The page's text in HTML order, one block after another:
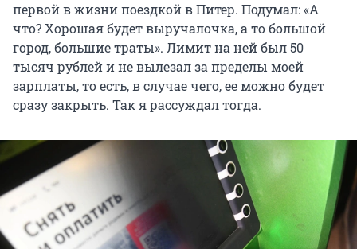
первой в жизни поездкой в Питер. Подумал: «А
что? Хорошая будет выручалочка, а то большой
город, большие траты». Лимит на ней был 50
тысяч рублей и не вылезал за пределы моей
зарплаты, то есть, в случае чего, ее можно будет
сразу закрыть. Так я рассуждал тогда.